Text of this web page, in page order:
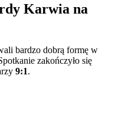
Karwia na
bardzo dobrą formę w
zakończyło się
9:1.